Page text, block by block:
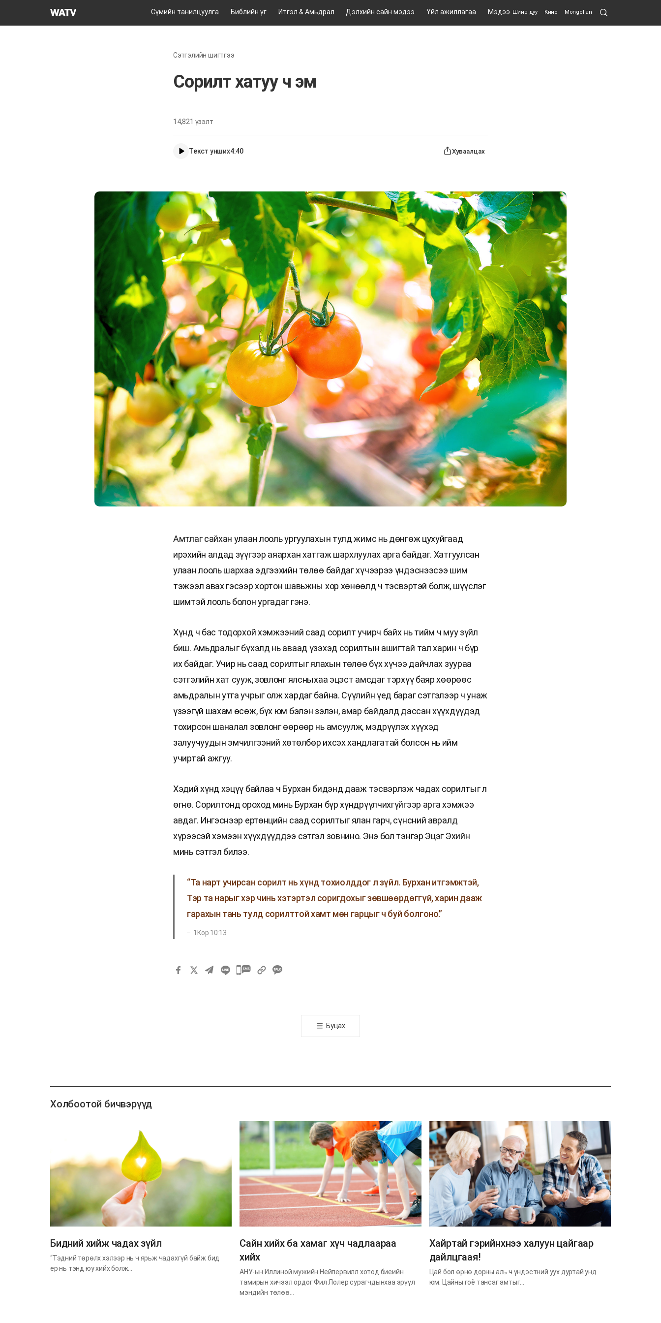
Бурханы
Сүмийн танилцуулга Библийн үг Итгэл & Амьдрал Дэлхийн сайн мэдээ Үйл ажиллагаа Мэдээ Шинэ дуу Кино Mongolian Search
Submit
Сэтгэлийн шигтгээ
Сорилт хатуу ч эм
14,821 үзэлт
Текст унших4:40 Хуваалцах
Амтлаг сайхан улаан лооль ургуулахын тулд жимс нь дөнгөж цухуйгаад
ирэхийн алдад зүүгээр аяархан хатгаж шархлуулах арга байдаг. Хатгуулсан
улаан лооль шархаа эдгээхийн төлөө байдаг хүчээрээ үндэснээсээ шим
тэжээл авах гэсээр хортон шавьжны хор хөнөөлд ч тэсвэртэй болж, шүүслэг
шимтэй лооль болон ургадаг гэнэ.
Хүнд ч бас тодорхой хэмжээний саад сорилт учирч байх нь тийм ч муу зүйл
биш. Амьдралыг бүхэлд нь аваад үзэхэд сорилтын ашигтай тал харин ч бүр
их байдаг. Учир нь саад сорилтыг ялахын төлөө бүх хүчээ дайчлах зуураа
сэтгэлийн хат сууж, зовлонг ялсныхаа эцэст амсдаг тэрхүү баяр хөөрөөс
амьдралын утга учрыг олж хардаг байна. Сүүлийн үед бараг сэтгэлээр ч унаж
үзээгүй шахам өсөж, бүх юм бэлэн зэлэн, амар байдалд дассан хүүхдүүдэд
тохирсон шаналал зовлонг өөрөөр нь амсуулж, мэдрүүлэх хүүхэд
залуучуудын эмчилгээний хөтөлбөр ихсэх хандлагатай болсон нь ийм
учиртай ажгуу.
Хэдий хүнд хэцүү байлаа ч Бурхан бидэнд дааж тэсвэрлэж чадах сорилтыг л
өгнө. Сорилтонд ороход минь Бурхан бүр хүндрүүлчихгүйгээр арга хэмжээ
авдаг. Ингэснээр ертөнцийн саад сорилтыг ялан гарч, сүнсний авралд
хүрээсэй хэмээн хүүхдүүддээ сэтгэл зовнино. Энэ бол тэнгэр Эцэг Эхийн
минь сэтгэл билээ.
“Та нарт учирсан сорилт нь хүнд тохиолддог л зүйл. Бурхан итгэмжтэй,
Тэр та нарыг хэр чинь хэтэртэл соригдохыг зөвшөөрдөггүй, харин дааж
гарахын тань тулд сорилттой хамт мөн гарцыг ч буй болгоно.”
1Кор 10:13
카
Буцах
Холбоотой бичвэрүүд
​Бидний хийж чадах зүйл
“Тэдний төрөлх хэлээр нь ч ярьж чадахгүй байж бид
ер нь тэнд юу хийх болж…
Сайн хийх ба хамаг хүч чадлаараа
хийх
АНУ-ын Иллиной мужийн Нейпервилл хотод биеийн
тамирын хичээл ордог Фил Лолер сурагчдынхаа эрүүл
мэндийн төлөө…
Хайртай гэрийнхнээ халуун цайгаар
дайлцгаая!
Цай бол өрнө дорны аль ч үндэстний уух дуртай унд
юм. Цайны гоё тансаг амтыг…